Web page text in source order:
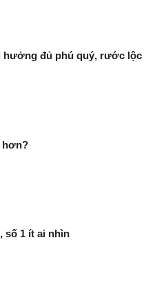
hưởng đủ phú quý, rước lộc
hơn?
số 1 ít ai nhìn